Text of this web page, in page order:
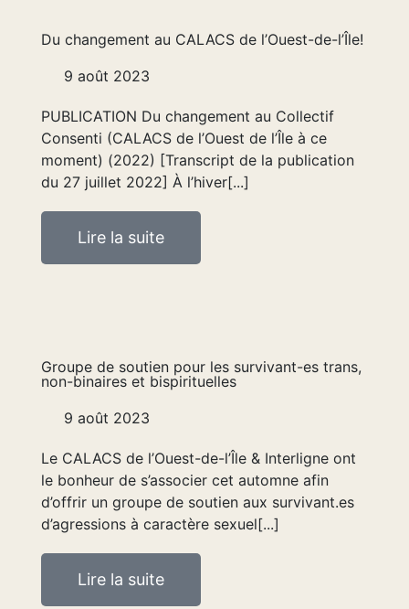
Du changement au CALACS de l’Ouest-de-l’Île!
9 août 2023
PUBLICATION Du changement au Collectif
Consenti (CALACS de l’Ouest de l’Île à ce
moment) (2022) [Transcript de la publication
du 27 juillet 2022] À l’hiver[...]
Lire la suite
Groupe de soutien pour les survivant-es trans,
non-binaires et bispirituelles
9 août 2023
Le CALACS de l’Ouest-de-l’Île & Interligne ont
le bonheur de s’associer cet automne afin
d’offrir un groupe de soutien aux survivant.es
d’agressions à caractère sexuel[...]
Lire la suite